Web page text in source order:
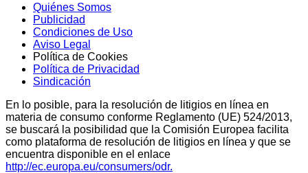
Quiénes Somos
Publicidad
Condiciones de Uso
Aviso Legal
Política de Cookies
Política de Privacidad
Sindicación
En lo posible, para la resolución de litigios en línea en
materia de consumo conforme Reglamento (UE) 524/2013,
se buscará la posibilidad que la Comisión Europea facilita
como plataforma de resolución de litigios en línea y que se
encuentra disponible en el enlace
http://ec.europa.eu/consumers/odr.